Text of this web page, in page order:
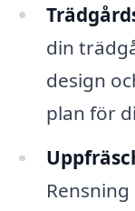
din
design
plan för